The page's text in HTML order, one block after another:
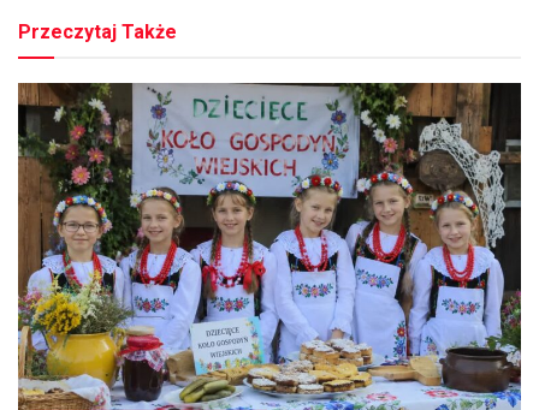
Przeczytaj Także